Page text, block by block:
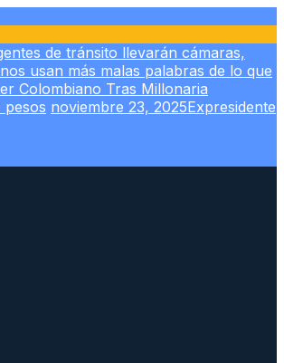
de tránsito llevarán cámaras,
usan más malas palabras de lo que
Colombiano Tras Millonaria
noviembre 23, 2025Expresidente